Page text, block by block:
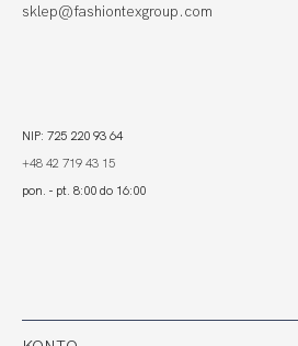
sklep@fashiontexgroup.com
NIP: 725 220 93 64
+48 42 719 43 15
pon. - pt. 8:00 do 16:00